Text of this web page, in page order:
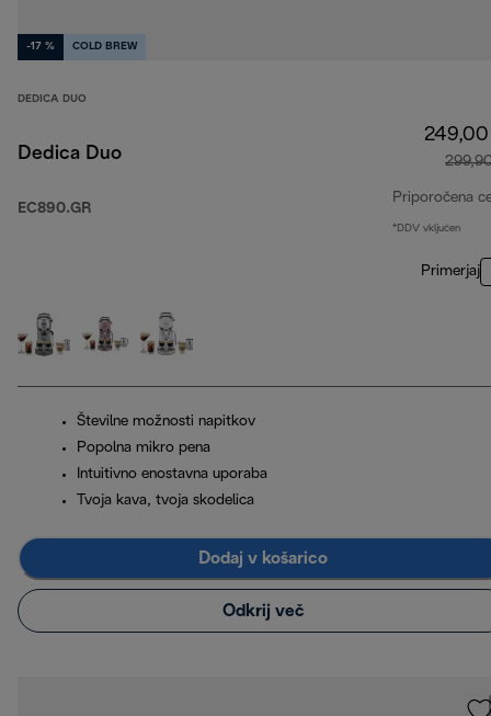
-17 % COLD BREW
DEDICA DUO
Dedica Duo
EC890.GR
Priporočena
*DDV vključen
Primerjaj
Številne možnosti napitkov
Popolna mikro pena
Intuitivno enostavna uporaba
Tvoja kava, tvoja skodelica
Dodaj v košarico
Odkrij več